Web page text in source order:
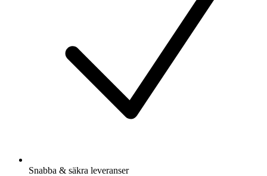
Snabba & säkra leveranser